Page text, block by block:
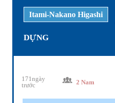
Itami-Nakano Higashi
DỰNG
171ngày
trước
2 Nam